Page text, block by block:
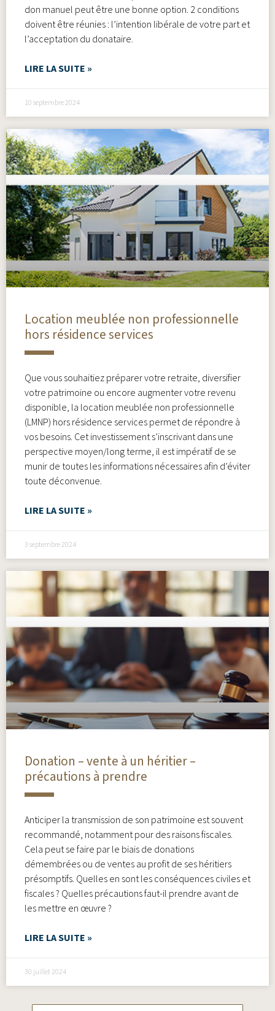
don manuel peut être une bonne option. 2 conditions
doivent être réunies : l’intention libérale de votre part et
l’acceptation du donataire.
LIRE LA SUITE »
10 septembre 2024
Location meublée non professionnelle
hors résidence services
Que vous souhaitiez préparer votre retraite, diversifier
votre patrimoine ou encore augmenter votre revenu
disponible, la location meublée non professionnelle
(LMNP) hors résidence services permet de répondre à
vos besoins. Cet investissement s’inscrivant dans une
perspective moyen/long terme, il est impératif de se
munir de toutes les informations nécessaires afin d’éviter
toute déconvenue.
LIRE LA SUITE »
3 septembre 2024
Donation – vente à un héritier –
précautions à prendre
Anticiper la transmission de son patrimoine est souvent
recommandé, notamment pour des raisons fiscales.
Cela peut se faire par le biais de donations
démembrées ou de ventes au profit de ses héritiers
présomptifs. Quelles en sont les conséquences civiles et
fiscales ? Quelles précautions faut-il prendre avant de
les mettre en œuvre ?
LIRE LA SUITE »
30 juillet 2024